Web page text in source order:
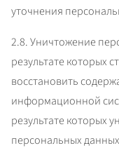
уточнения
2.8. Уничтожение
результате которых
восстановить
информационной
результате которых
персональных